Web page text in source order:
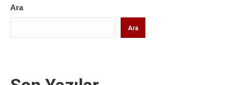
Ara
Ara